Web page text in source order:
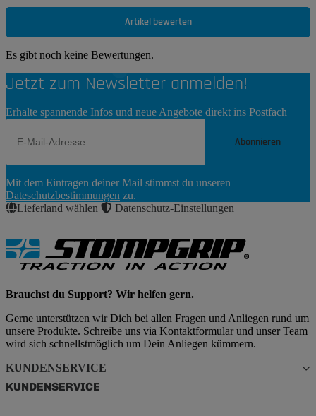
Artikel bewerten
Es gibt noch keine Bewertungen.
Jetzt zum Newsletter anmelden!
Erhalte spannende Infos und neue Angebote direkt ins Postfach
Abonnieren
Abonnieren
Mit dem Eintragen deiner Mail stimmst du unseren
Dateschutzbestimmungen zu.
Lieferland wählen
Datenschutz-Einstellungen
Brauchst du Support? Wir helfen gern.
Gerne unterstützen wir Dich bei allen Fragen und Anliegen rund um
unsere Produkte. Schreibe uns via Kontaktformular und unser Team
wird sich schnellstmöglich um Dein Anliegen kümmern.
KUNDENSERVICE
KUNDENSERVICE